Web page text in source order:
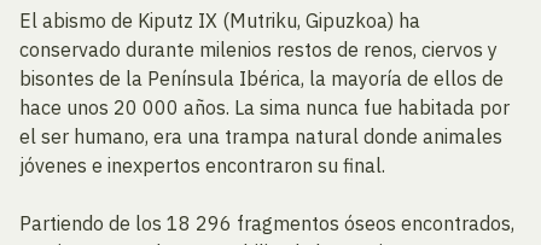
El abismo de Kiputz IX (Mutriku, Gipuzkoa) ha
conservado durante milenios restos de renos, ciervos y
bisontes de la Península Ibérica, la mayoría de ellos de
hace unos 20 000 años. La sima nunca fue habitada por
el ser humano, era una trampa natural donde animales
jóvenes e inexpertos encontraron su final.
Partiendo de los 18 296 fragmentos óseos encontrados,